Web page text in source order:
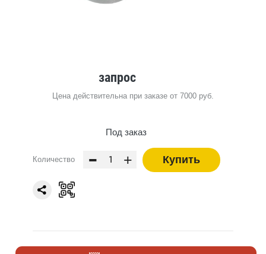
запрос
Цена действительна при заказе от 7000 руб.
Под заказ
Количество - + Купить